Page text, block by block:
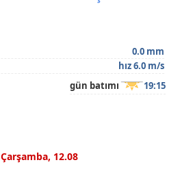
0.0 mm
hız 6.0 m/s
gün batımı 19:15
Çarşamba, 12.08